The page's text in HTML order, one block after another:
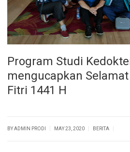
Program Studi
mengucapkan
Fitri 1441 H
BY ADMIN PRODI MAY 23, 2020 BERITA